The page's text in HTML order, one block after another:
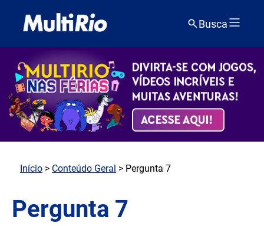
Busca
Início > Conteúdo Geral > Pergunta 7
Pergunta 7